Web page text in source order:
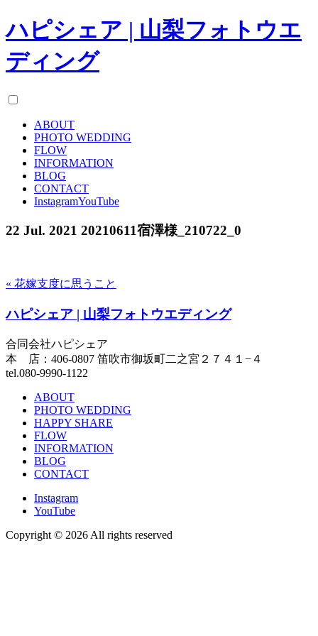
ハピシェア | 山梨フォトウエ
ディング
ABOUT
PHOTO WEDDING
FLOW
INFORMATION
BLOG
CONTACT
InstagramYouTube
22 Jul. 2021 20210611宿澤様_210722_0
« 花嫁支度に思うこと
ハピシェア | 山梨フォトウエディング
合同会社ハピシェア
本 店：406-0807 笛吹市御坂町二之宮２７４１−４
tel.080-9990-1122
ABOUT
PHOTO WEDDING
HAPPY SHARE
FLOW
INFORMATION
BLOG
CONTACT
Instagram
YouTube
Copyright © 2026 All rights reserved